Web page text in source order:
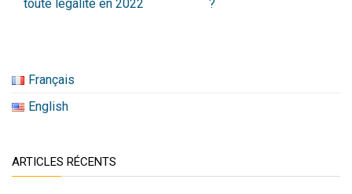
toute légalité en 2022
?
Français
English
ARTICLES RÉCENTS